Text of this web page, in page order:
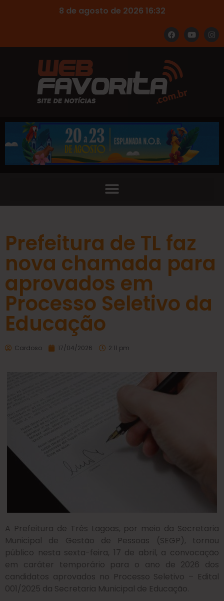
8 de agosto de 2026 16:32
Prefeitura de TL faz
nova chamada para
aprovados em
Processo Seletivo da
Educação
Cardoso 17/04/2026 2:11 pm
A Prefeitura de Três Lagoas, por meio da Secretaria
Municipal de Gestão de Pessoas (SEGP), tornou
público nesta sexta-feira, 17 de abril, a convocação
em caráter temporário para o ano de 2026 dos
candidatos aprovados no Processo Seletivo – Edital
001/2025 da Secretaria Municipal de Educação.